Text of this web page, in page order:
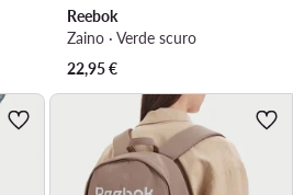
Reebok
Zaino · Verde scuro
22,95€